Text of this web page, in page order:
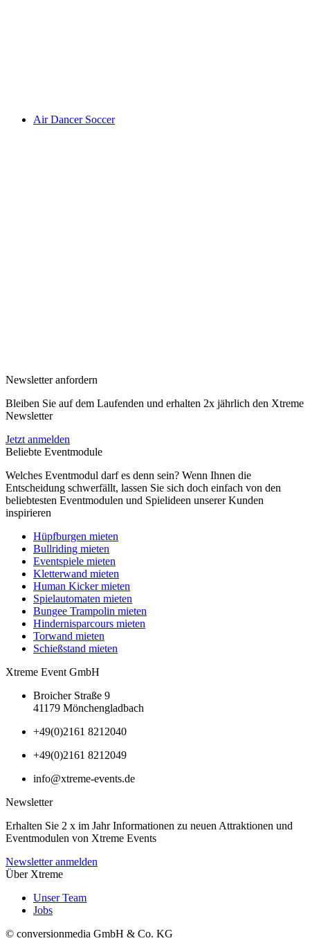
Air Dancer Soccer
Newsletter anfordern
Bleiben Sie auf dem Laufenden und erhalten 2x jährlich den Xtreme
Newsletter
Jetzt anmelden
Beliebte Eventmodule
Welches Eventmodul darf es denn sein? Wenn Ihnen die
Entscheidung schwerfällt, lassen Sie sich doch einfach von den
beliebtesten Eventmodulen und Spielideen unserer Kunden
inspirieren
Hüpfburgen mieten
Bullriding mieten
Eventspiele mieten
Kletterwand mieten
Human Kicker mieten
Spielautomaten mieten
Bungee Trampolin mieten
Hindernisparcours mieten
Torwand mieten
Schießstand mieten
Xtreme Event GmbH
Broicher Straße 9
41179 Mönchengladbach
+49(0)2161 8212040
+49(0)2161 8212049
info@xtreme-events.de
Newsletter
Erhalten Sie 2 x im Jahr Informationen zu neuen Attraktionen und
Eventmodulen von Xtreme Events
Newsletter anmelden
Über Xtreme
Unser Team
Jobs
© conversionmedia GmbH & Co. KG